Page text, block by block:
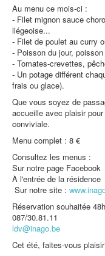
Contact
EMPLOIS
Protection des
Au menu ce mois-ci :
- Filet mignon sauce
liégeoise...
- Filet de poulet au curry
- Poisson du jour,
- Tomates-crevettes,
- Un potage différent
frais ou glace).
Que vous soyez de
accueille avec plaisir
conviviale.
Menu complet : 8 €
Consultez les menus :
Sur notre page Facebook
À l'entrée de la résidence
Sur notre site :
Réservation souhaitée
087/30.81.11
ldv@inago.be
Cet été, faites-vous